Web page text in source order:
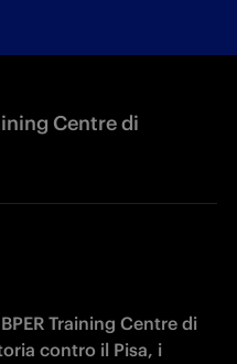
Centre di
Training Centre di
contro il Pisa, i